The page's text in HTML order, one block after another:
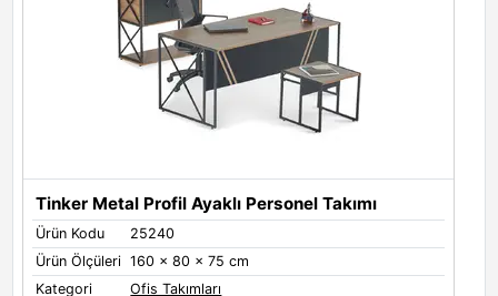
Tinker Metal Profil Ayaklı Personel Takımı
Ürün Kodu
25240
Ürün Ölçüleri 160 x 80 x 75 cm
Kategori
Ofis Takımları